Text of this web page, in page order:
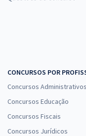
CONCURSOS POR
Concursos Administrativos
Concursos Educação
Concursos Fiscais
Concursos Jurídicos